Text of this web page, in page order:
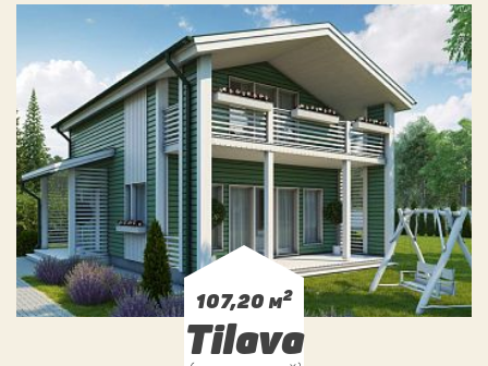
107,20 м2
Tilava